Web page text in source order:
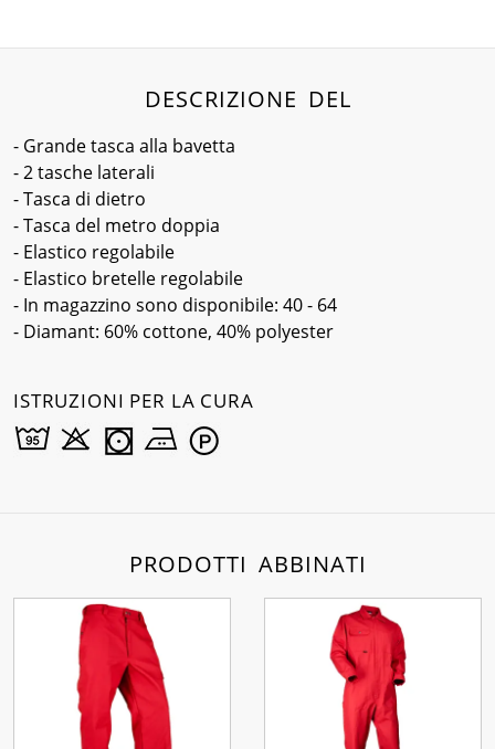
DESCRIZIONE DEL
- Grande tasca alla bavetta
- 2 tasche laterali
- Tasca di dietro
- Tasca del metro doppia
- Elastico regolabile
- Elastico bretelle regolabile
- In magazzino sono disponibile: 40 - 64
- Diamant: 60% cottone, 40% polyester
ISTRUZIONI PER LA CURA
PRODOTTI ABBINATI